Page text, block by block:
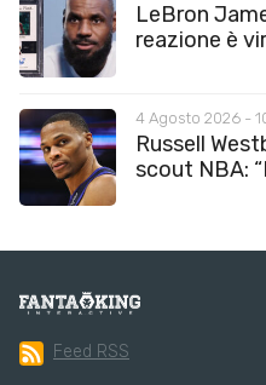
LeBron
reazione è
4 Agosto 2026 -
Russell
scout NBA:
Feed RSS